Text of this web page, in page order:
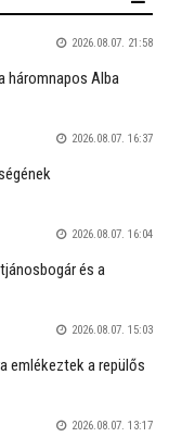
2026.08.07. 21:58
háromnapos Alba
2026.08.07. 16:37
2026.08.07. 16:04
és a
2026.08.07. 15:03
emlékeztek a repülős
2026.08.07. 13:17